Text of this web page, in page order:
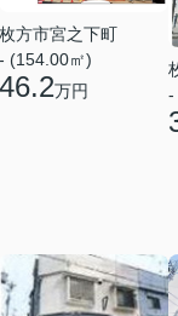
枚方市宮之下町
- (154.00㎡)
46.2万円
-